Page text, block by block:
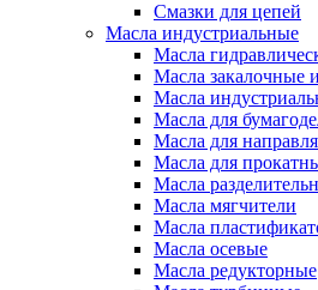
Смазки для цепей
Масла индустриальные
Масла
Масла закалочные
Масла
Масла для
Масла для
Масла для
Масла
Масла мягчители
Масла
Масла осевые
Масла редукторные